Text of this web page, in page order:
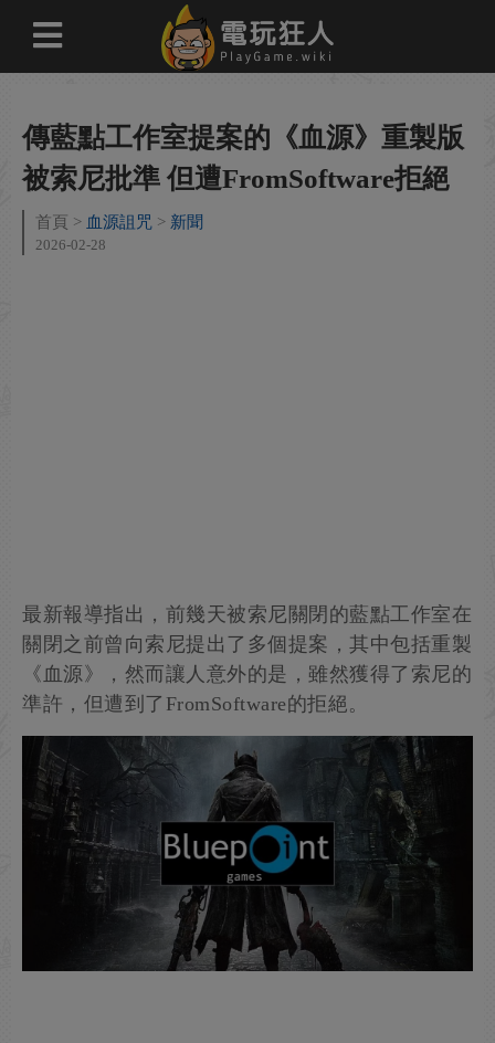
傳藍點工作室提案的《血源》重製版
被索尼批準 但遭FromSoftware拒絕
首頁 血源詛咒 新聞
2026-02-28
最新報導指出，前幾天被索尼關閉的藍點工作室在
關閉之前曾向索尼提出了多個提案，其中包括重製
《血源》，然而讓人意外的是，雖然獲得了索尼的
準許，但遭到了FromSoftware的拒絕。